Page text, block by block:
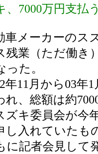
、7000万円支払
メーカーのス
残業（ただ働き
った。
11月から03年
れ、総額は約
ズキ委員会が今
し入れていたも
に記者会見して